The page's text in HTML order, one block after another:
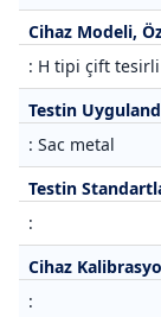
Cihaz Modeli,
: H tipi çift
Testin
: Sac metal
Testin
:
Cihaz
: